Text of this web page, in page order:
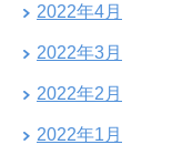
2022年4月
2022年3月
2022年2月
2022年1月